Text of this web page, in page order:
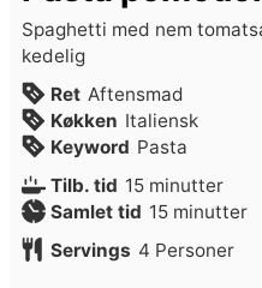
Spaghetti med nem
kedelig
Ret Aftensmad
Køkken Italiensk
Keyword Pasta
Tilb. tid 15minutter
minutter
Samlet tid 15minutter
minutter
Servings 4 Personer